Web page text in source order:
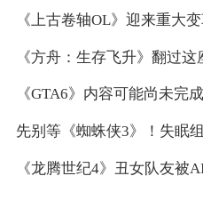
《GTA6》内容可能尚未完
《龙腾世纪4》丑女队友被